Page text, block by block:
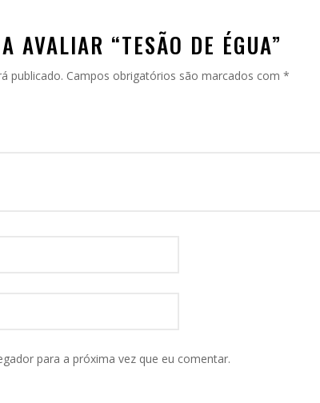
AVALIAR “TESÃO DE ÉGUA”
publicado. Campos obrigatórios são marcados com *
para a próxima vez que eu comentar.